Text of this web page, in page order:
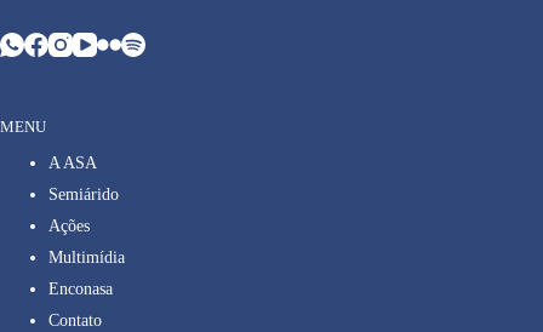
MENU
A ASA
Semiárido
Ações
Multimídia
Enconasa
Contato